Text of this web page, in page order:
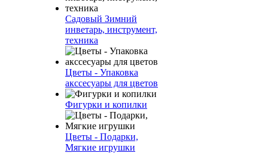
Садовый Зимний
инветарь, инструмент,
техника
Цветы - Упаковка
акссесуары для цветов
Фигурки и копилки
Цветы - Подарки,
Мягкие игрушки